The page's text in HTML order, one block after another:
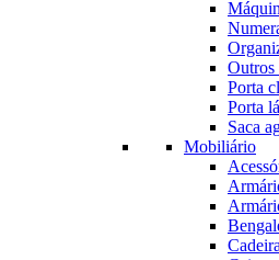
Outros
Porta
Porta
Saca
Mobiliário